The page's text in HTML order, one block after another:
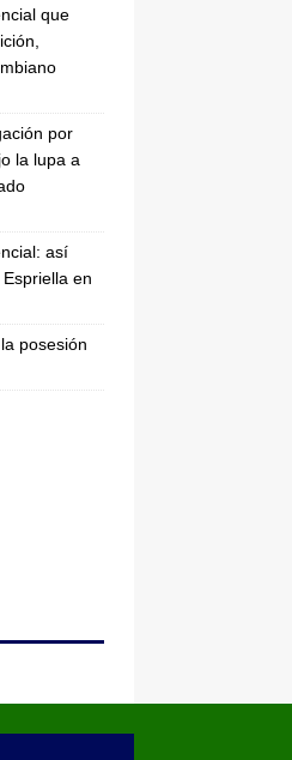
que
por
la lupa a
así
en
posesión